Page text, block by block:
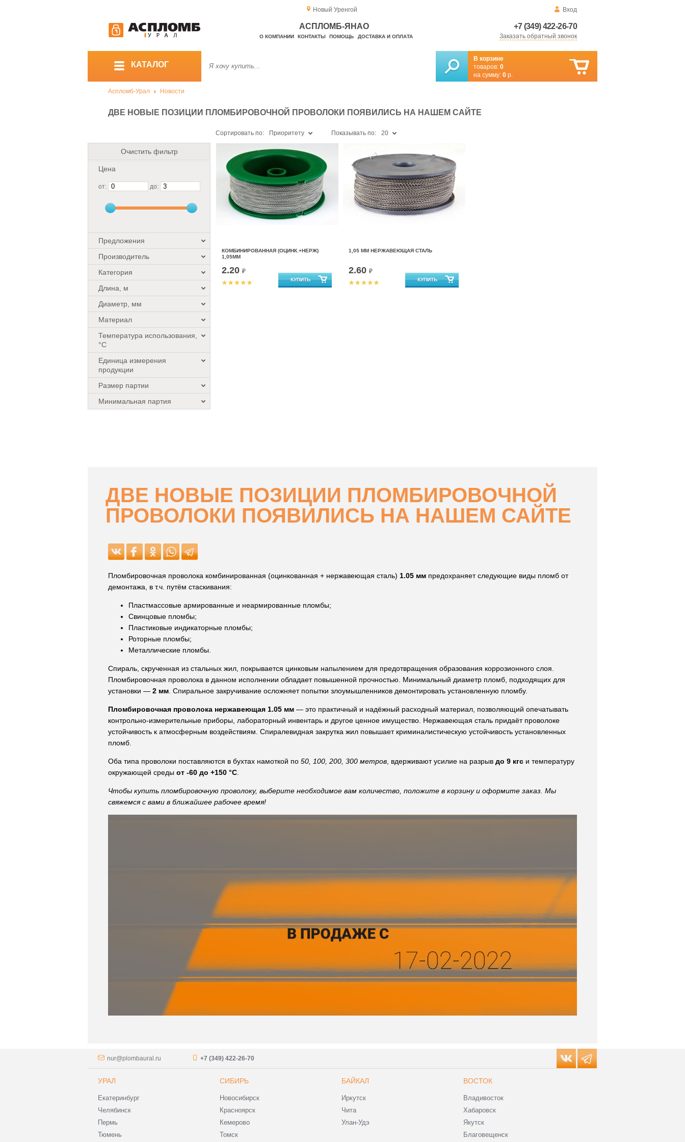
Новый Уренгой Вход
+7 (349) 422-26-70
Заказать обратный звонок
АСПЛОМБ-ЯНАО
О КОМПАНИИ КОНТАКТЫ ПОМОЩЬ ДОСТАВКА И ОПЛАТА
КАТАЛОГ
В корзине
товаров: 0
на сумму: 0 р.
Аспломб-Урал Новости
ДВЕ НОВЫЕ ПОЗИЦИИ ПЛОМБИРОВОЧНОЙ ПРОВОЛОКИ ПОЯВИЛИСЬ НА НАШЕМ САЙТЕ
Очистить фильтр
Цена
от: до:
Предложения
Производитель
Категория
Длина, м
Диаметр, мм
Материал
Температура использования,
°C
Единица измерения
продукции
Размер партии
Минимальная партия
Сортировать по: Приоритету Показывать по: 20
КОМБИНИРОВАННАЯ (ОЦИНК.+НЕРЖ)
1,05ММ
2.20 ₽
1,05 ММ НЕРЖАВЕЮЩАЯ СТАЛЬ
2.60 ₽
ДВЕ НОВЫЕ ПОЗИЦИИ ПЛОМБИРОВОЧНОЙ
ПРОВОЛОКИ ПОЯВИЛИСЬ НА НАШЕМ САЙТЕ
Пломбировочная проволока комбинированная (оцинкованная + нержавеющая сталь) 1.05 мм предохраняет следующие виды пломб от
демонтажа, в т.ч. путём стаскивания:
Пластмассовые армированные и неармированные пломбы;
Свинцовые пломбы;
Пластиковые индикаторные пломбы;
Роторные пломбы;
Металлические пломбы.
Спираль, скрученная из стальных жил, покрывается цинковым напылением для предотвращения образования коррозионного слоя.
Пломбировочная проволока в данном исполнении обладает повышенной прочностью. Минимальный диаметр пломб, подходящих для
установки — 2 мм. Спиральное закручивание осложняет попытки злоумышленников демонтировать установленную пломбу.
Пломбировочная проволока нержавеющая 1.05 мм — это практичный и надёжный расходный материал, позволяющий опечатывать
контрольно-измерительные приборы, лабораторный инвентарь и другое ценное имущество. Нержавеющая сталь придаёт проволоке
устойчивость к атмосферным воздействиям. Спиралевидная закрутка жил повышает криминалистическую устойчивость установленных
пломб.
Оба типа проволоки поставляются в бухтах намоткой по 50, 100, 200, 300 метров, вдерживают усилие на разрыв до 9 кгс и температуру
окружающей среды от -60 до +150 °C.
Чтобы купить пломбировочную проволоку, выберите необходимое вам количество, положите в корзину и оформите заказ. Мы
свяжемся с вами в ближайшее рабочее время!
nur@plombaural.ru +7 (349) 422-26-70
УРАЛ
Екатеринбург
Челябинск
Пермь
Тюмень
СИБИРЬ
Новосибирск
Красноярск
Кемерово
Томск
БАЙКАЛ
Иркутск
Чита
Улан-Удэ
ВОСТОК
Владивосток
Хабаровск
Якутск
Благовещенск